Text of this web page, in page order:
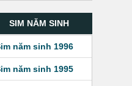
SIM NĂM SINH
năm sinh 1996
năm sinh 1995